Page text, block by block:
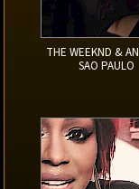
THE WEEKND &
SAO PAULO